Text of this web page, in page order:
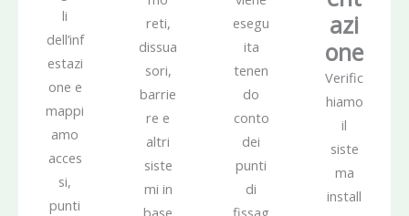
li
dell’inf
estazi
one e
mappi
amo
acces
si,
punti
reti,
dissua
sori,
barrie
re e
altri
siste
mi in
esegu
ita
tenen
do
conto
dei
punti
di
azi
one
Verific
hiamo
il
siste
ma
install